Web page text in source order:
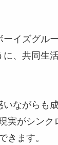
イズグル
、共同生
ながらも
実がシンク
きます。